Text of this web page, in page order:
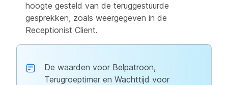
hoogte gesteld van de teruggestuurde
gesprekken, zoals weergegeven in de
Receptionist Client.
De waarden voor Belpatroon,
Terugroeptimer en Wachttijd voor